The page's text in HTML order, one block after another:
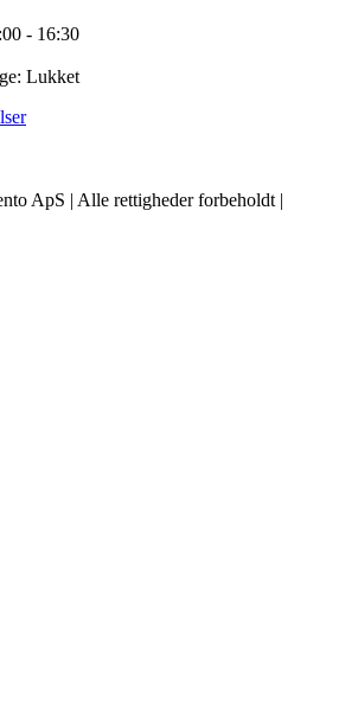
- 16:30
Lukket
ApS | Alle rettigheder forbeholdt |